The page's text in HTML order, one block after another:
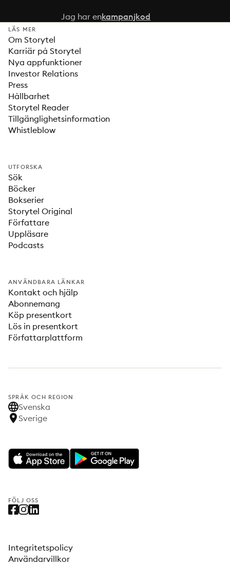
Jag har enkampanjkod
LÄS MER
Om Storytel
Karriär på Storytel
Nya appfunktioner
Investor Relations
Press
Hållbarhet
Storytel Reader
Tillgänglighetsinformation
Whistleblow
UTFORSKA
Sök
Böcker
Bokserier
Storytel Original
Författare
Uppläsare
Podcasts
ANVÄNDBARA LÄNKAR
Kontakt och hjälp
Abonnemang
Köp presentkort
Lös in presentkort
Författarplattform
SPRÅK OCH REGION
Svenska
Sverige
FÖLJ OSS
Integritetspolicy
Användarvillkor